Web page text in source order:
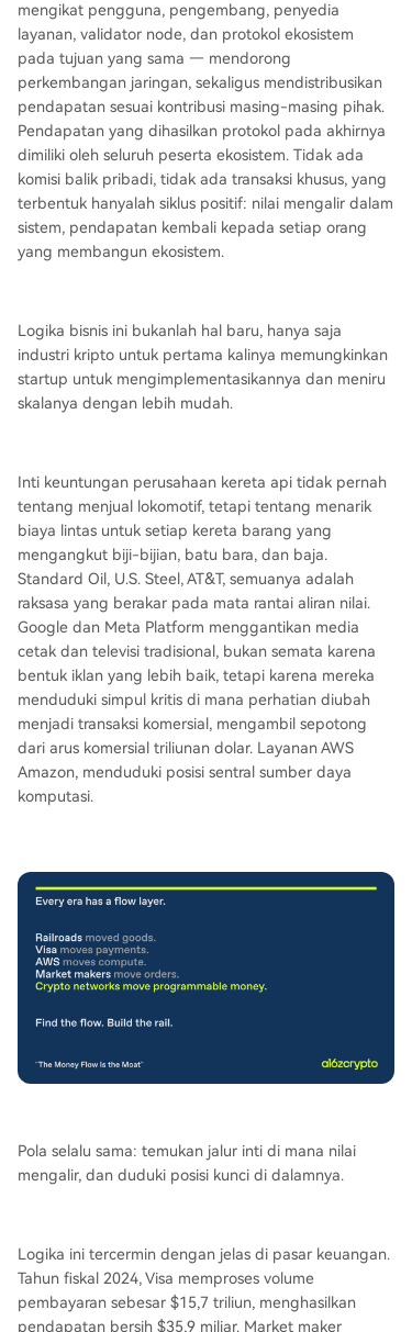
mengikat pengguna, pengembang, penyedia
layanan, validator node, dan protokol ekosistem
pada tujuan yang sama — mendorong
perkembangan jaringan, sekaligus mendistribusikan
pendapatan sesuai kontribusi masing-masing pihak.
Pendapatan yang dihasilkan protokol pada akhirnya
dimiliki oleh seluruh peserta ekosistem. Tidak ada
komisi balik pribadi, tidak ada transaksi khusus, yang
terbentuk hanyalah siklus positif: nilai mengalir dalam
sistem, pendapatan kembali kepada setiap orang
yang membangun ekosistem.
Logika bisnis ini bukanlah hal baru, hanya saja
industri kripto untuk pertama kalinya memungkinkan
startup untuk mengimplementasikannya dan meniru
skalanya dengan lebih mudah.
Inti keuntungan perusahaan kereta api tidak pernah
tentang menjual lokomotif, tetapi tentang menarik
biaya lintas untuk setiap kereta barang yang
mengangkut biji-bijian, batu bara, dan baja.
Standard Oil, U.S. Steel, AT&T, semuanya adalah
raksasa yang berakar pada mata rantai aliran nilai.
Google dan Meta Platform menggantikan media
cetak dan televisi tradisional, bukan semata karena
bentuk iklan yang lebih baik, tetapi karena mereka
menduduki simpul kritis di mana perhatian diubah
menjadi transaksi komersial, mengambil sepotong
dari arus komersial triliunan dolar. Layanan AWS
Amazon, menduduki posisi sentral sumber daya
komputasi.
Pola selalu sama: temukan jalur inti di mana nilai
mengalir, dan duduki posisi kunci di dalamnya.
Logika ini tercermin dengan jelas di pasar keuangan.
Tahun fiskal 2024, Visa memproses volume
pembayaran sebesar $15,7 triliun, menghasilkan
pendapatan bersih $35,9 miliar. Market maker